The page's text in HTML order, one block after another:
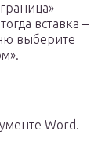
–
вставка –
выберите
Word.